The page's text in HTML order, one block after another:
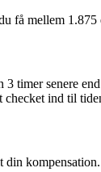
få mellem 1.875
timer senere
checket ind til